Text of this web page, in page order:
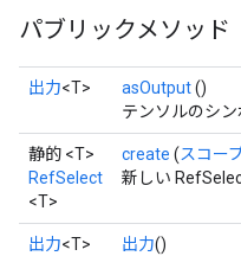
パブリックメソッド
出力<T> asOutput()
テンソルのシン
静的 <T>
RefSelect
<T>
create (スコー
新しい
出力<T> 出力()